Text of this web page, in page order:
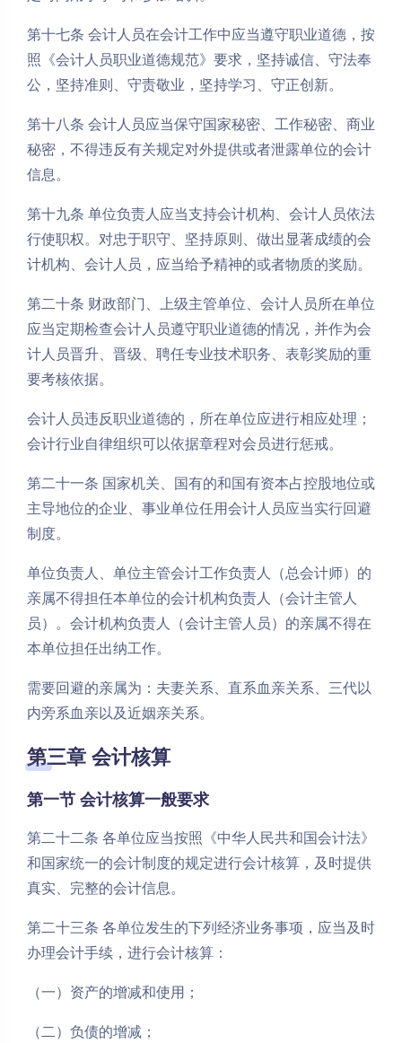
第十七条 会计人员在会计工作中应当遵守职业道德，按
照《会计人员职业道德规范》要求，坚持诚信、守法奉
公，坚持准则、守责敬业，坚持学习、守正创新。
第十八条 会计人员应当保守国家秘密、工作秘密、商业
秘密，不得违反有关规定对外提供或者泄露单位的会计
信息。
第十九条 单位负责人应当支持会计机构、会计人员依法
行使职权。对忠于职守、坚持原则、做出显著成绩的会
计机构、会计人员，应当给予精神的或者物质的奖励。
第二十条 财政部门、上级主管单位、会计人员所在单位
应当定期检查会计人员遵守职业道德的情况，并作为会
计人员晋升、晋级、聘任专业技术职务、表彰奖励的重
要考核依据。
会计人员违反职业道德的，所在单位应进行相应处理；
会计行业自律组织可以依据章程对会员进行惩戒。
第二十一条 国家机关、国有的和国有资本占控股地位或
主导地位的企业、事业单位任用会计人员应当实行回避
制度。
单位负责人、单位主管会计工作负责人（总会计师）的
亲属不得担任本单位的会计机构负责人（会计主管人
员）。会计机构负责人（会计主管人员）的亲属不得在
本单位担任出纳工作。
需要回避的亲属为：夫妻关系、直系血亲关系、三代以
内旁系血亲以及近姻亲关系。
第三章 会计核算
第一节 会计核算一般要求
第二十二条 各单位应当按照《中华人民共和国会计法》
和国家统一的会计制度的规定进行会计核算，及时提供
真实、完整的会计信息。
第二十三条 各单位发生的下列经济业务事项，应当及时
办理会计手续，进行会计核算：
（一）资产的增减和使用；
（二）负债的增减；